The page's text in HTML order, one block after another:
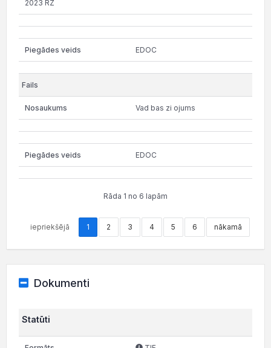
2023 RZ
EDOC
Vad bas zi ojums
EDOC
Rāda 1 no 6 lapām
iepriekšējā 1 2 3 4 5 6 nākamā
Dokumenti
Statūti